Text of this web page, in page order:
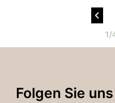
Passwort*
1/
Folgen Sie